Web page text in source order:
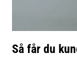
Så får du